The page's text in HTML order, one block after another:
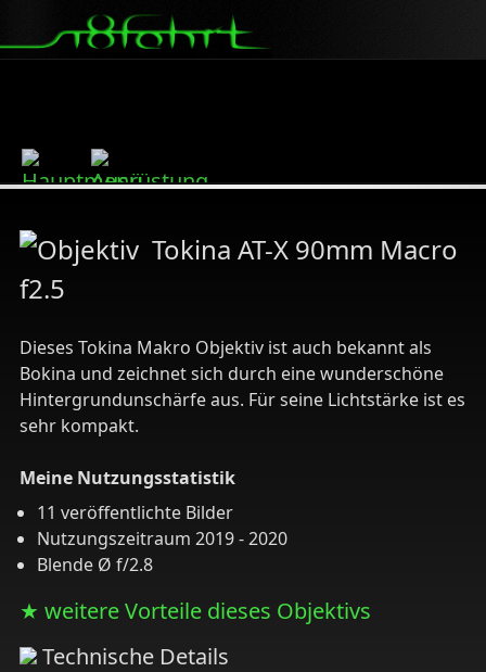
Tokina AT-X 90mm Macro
f2.5
Dieses Tokina Makro Objektiv ist auch bekannt als
Bokina und zeichnet sich durch eine wunderschöne
Hintergrundunschärfe aus. Für seine Lichtstärke ist es
sehr kompakt.
Meine Nutzungsstatistik
11 veröffentlichte Bilder
Nutzungszeitraum 2019 - 2020
Blende Ø f/2.8
★ weitere Vorteile dieses Objektivs
Technische Details